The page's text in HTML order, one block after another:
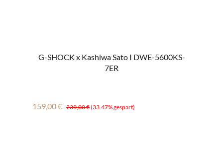
G-SHOCK x Kashiwa Sato I DWE-5600KS-
7ER
Verkaufspreis:
159,00 € Regulärer Preis:
239,00 €(33.47% gespart)